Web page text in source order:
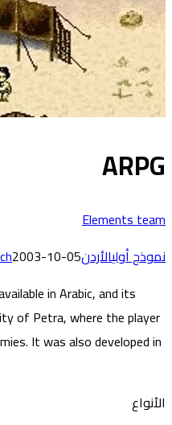
Elements
أوليالأردن2003-10-05
in Arabic, and its
city of Petra, where the
It was also developed